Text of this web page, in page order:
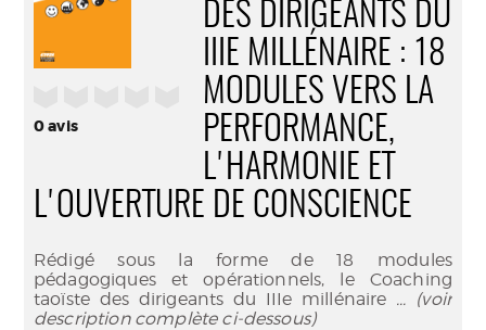
0avis
DES DIRIGEANTS DU
IIIE MILLÉNAIRE : 18
MODULES VERS LA
PERFORMANCE,
L'HARMONIE ET
L'OUVERTURE DE CONSCIENCE
Rédigé sous la forme de 18 modules
pédagogiques et opérationnels, le Coaching
taoïste des dirigeants du IIIe millénaire ... (voir
description complète ci-dessous)